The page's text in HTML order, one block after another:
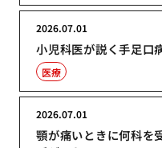
小児科医が説く手足口
2026.07.01
医療
顎が痛いときに何科を
2026.07.01